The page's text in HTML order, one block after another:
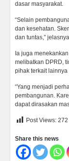
dasar masyarakat.
“Selain
dan kesehatan.
dan tuntas,”
Ia juga
melibatkan DPRD,
pihak terkait
“Yang menjadi
pembangunan.
dapat dirasakan
Post Views: 272
Share this news